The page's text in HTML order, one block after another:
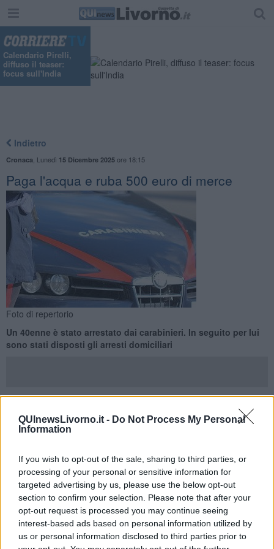
QUInewsLivorno.it - Do Not Process My Personal
Information
If you wish to opt-out of the sale, sharing to third parties, or
processing of your personal or sensitive information for
targeted advertising by us, please use the below opt-out
section to confirm your selection. Please note that after your
opt-out request is processed you may continue seeing
interest-based ads based on personal information utilized by
us or personal information disclosed to third parties prior to
Calendario Pirelli,
diffuso il teaser:
focus sull'India
Indietro
Cronaca Lunedì 15 Dicembre 2025ore 18:15
Paga l'acqua e ruba 500 euro di merce
Foto di repertorio
Un 40enne è stato arrestato dai carabinieri. In seguito per lui
sono stati disposti gli arresti domiciliari
LIVORNO —I carabinieri della Stazione di Ardenza, a seguito di
intervento eseguito in un supermercato, hanno arrestato un
aggravato.
Come riportato dai carabinieri in una nota, l’uomo era stato notato
prelevare dalle corsie molta merce, molta di significativo valore
economico.